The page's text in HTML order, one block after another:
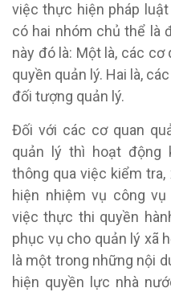
việc thực hiện pháp
có hai nhóm chủ thể là
này đó là: Một là, các
quyền quản lý. Hai là,
đối tượng quản lý.
Đối với các cơ quan
quản lý thì hoạt động
thông qua việc kiểm
hiện nhiệm vụ công
việc thực thi quyền
phục vụ cho quản lý xã
là một trong những nội
hiện quyền lực nhà